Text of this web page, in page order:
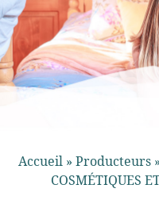
Accueil» Producteurs»
COSMÉTIQUES